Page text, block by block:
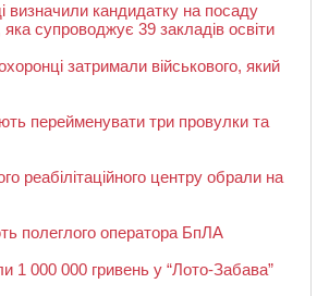
визначили кандидатку на посаду
супроводжує 39 закладів освіти
затримали військового, який
перейменувати три провулки та
реабілітаційного центру обрали на
полеглого оператора БпЛА
1 000 000 гривень у “Лото-Забава”